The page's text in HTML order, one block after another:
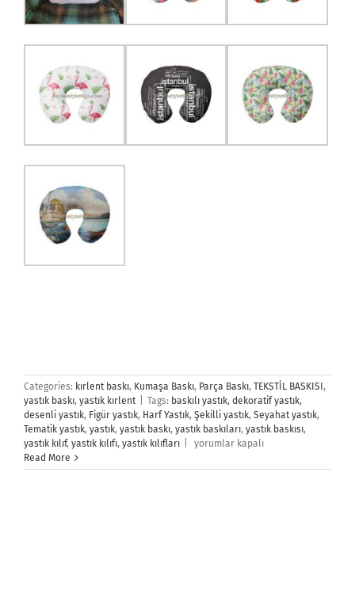
Categories: kırlent baskı, Kumaşa Baskı, Parça Baskı, TEKSTİL BASKISI,
yastık baskı, yastık kırlent Tags: baskılı yastık, dekoratif yastık,
desenli yastık, Figür yastık, Harf Yastık, Şekilli yastık, Seyahat yastık,
Tematik yastık, yastık, yastık baskı, yastık baskıları, yastık baskısı,
yastık kılıf, yastık kılıfı, yastık kılıfları
Yastık
yorumlar kapalı
Read More